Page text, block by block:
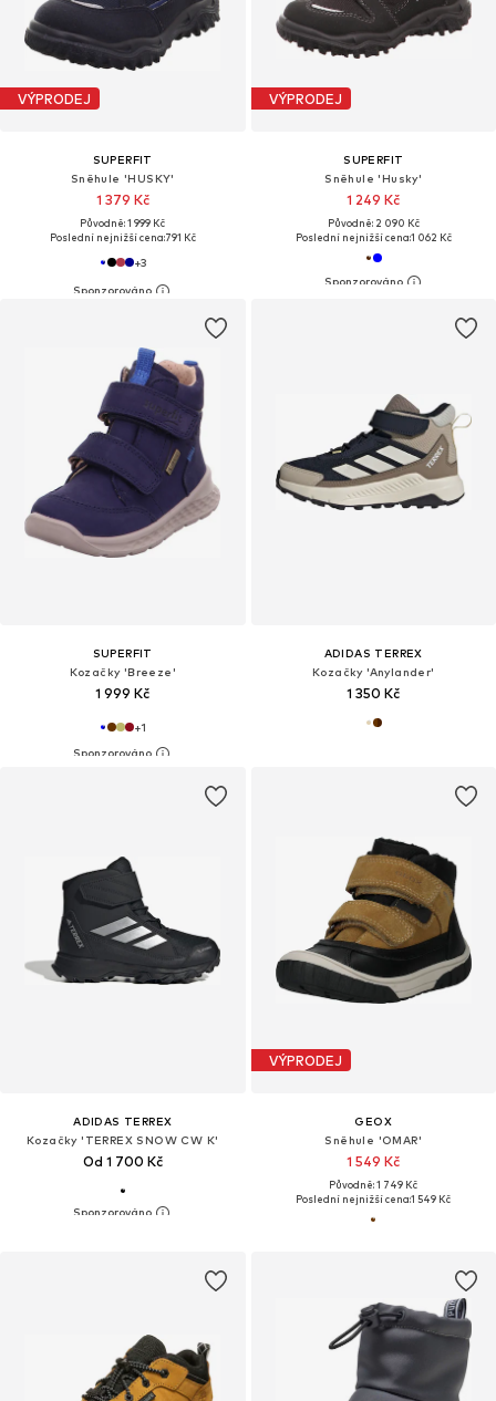
VÝPRODEJ
SUPERFIT
Sněhule 'HUSKY'
1 379 Kč
Původně: 1 999 Kč
Poslední nejnižší cena:791 Kč
+3
VÝPRODEJ
SUPERFIT
Sněhule 'Husky'
1 249 Kč
Původně: 2 090 Kč
Poslední nejnižší cena:1 062 Kč
SUPERFIT
Kozačky 'Breeze'
1 999 Kč
+1
ADIDAS TERREX
Kozačky 'Anylander'
1 350 Kč
ADIDAS TERREX
Kozačky 'TERREX SNOW CW K'
Od 1 700 Kč
VÝPRODEJ
GEOX
Sněhule 'OMAR'
1 549 Kč
Původně: 1 749 Kč
Poslední nejnižší cena:1 549 Kč